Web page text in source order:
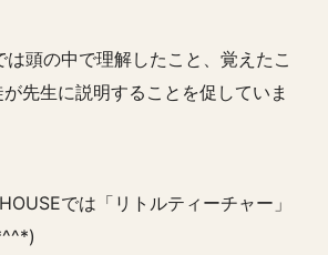
は頭の中で理解したこと、覚えたこ
先生に説明すること を促していま
では「 リトルティーチャー 」